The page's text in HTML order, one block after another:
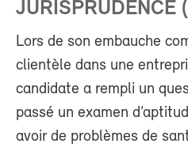
JURISPRUDENCE
Lors de son embauche
clientèle dans une
candidate a rempli un
passé un examen
avoir de problèmes de